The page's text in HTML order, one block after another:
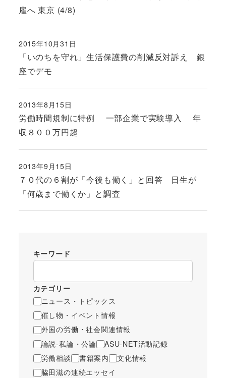
雇へ 東京 (4/8)
「いのちを守れ」生活保護費の削減反対訴え 銀
座でデモ
投稿日
2015年10月31日
労働時間規制に特例 一部企業で実験導入 年
収８００万円超
投稿日
2013年8月15日
７０代の６割が「今後も働く」と回答 日生が
「何歳まで働くか」と調査
投稿日
2013年9月15日
キーワード
カテゴリー
ニュース・トピックス
催し物・イベント情報
外国の労働・社会関連情報
論説-私論・公論
ASU-NET活動記録
労働相談
書籍案内
文化情報
脇田滋の連続エッセイ